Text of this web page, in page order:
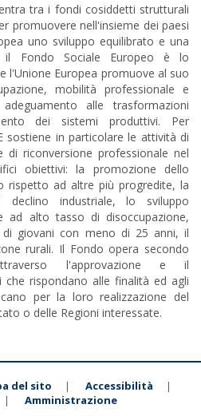
tra i fondi cosiddetti strutturali
promuovere nell'insieme dei paesi
uno sviluppo equilibrato e una
il Fondo Sociale Europeo è lo
l'Unione Europea promuove al suo
mobilità professionale e
alle trasformazioni
dei sistemi produttivi. Per
sostiene in particolare le attività di
di riconversione professionale nel
obiettivi: la promozione dello
rispetto ad altre più progredite, la
industriale, lo sviluppo
ad alto tasso di disoccupazione,
di giovani con meno di 25 anni, il
rurali. Il Fondo opera secondo
l'approvazione e il
rispondano alle finalità ed agli
per la loro realizzazione del
o delle Regioni interessate.
del sito | Accessibilità |
| Amministrazione